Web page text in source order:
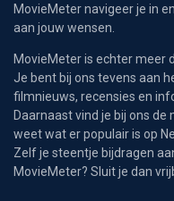
MovieMeter navigeer je in
aan jouw wensen.
MovieMeter is echter meer
Je bent bij ons tevens aan
filmnieuws, recensies en
Daarnaast vind je bij ons
weet wat er populair is op
Zelf je steentje bijdragen
MovieMeter? Sluit je dan